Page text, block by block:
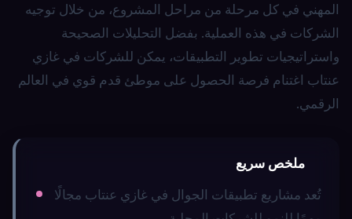
المهني في كل مرحلة من مراحل المشروع، من خلال توجيه
الشركات في هذه العملية. بفضل التحليلات الصحيحة
واستراتيجيات تطوير التطبيقات، يمكن للشركات في غازي
عنتاب اغتنام فرصة الحصول على موطئ قدم قوي في العالم
الرقمي.
ملخص سريع
تُعد مشاريع تطبيقات الجوال في غازي عنتاب مجالًا